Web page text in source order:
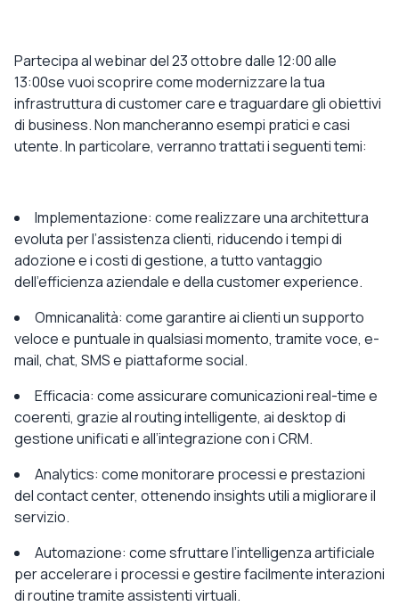
Partecipa al webinardel 23 ottobre dalle 12:00 alle
13:00se vuoi scoprire come modernizzare la tua
infrastruttura di customer care e traguardare gli obiettivi
di business. Non mancheranno esempi pratici e casi
utente. In particolare, verranno trattati i seguenti temi:
Implementazione: come realizzare una architettura
evoluta per l’assistenza clienti, riducendo i tempi di
adozione e i costi di gestione, a tutto vantaggio
dell’efficienza aziendale e della customerexperience.
Omnicanalità: come garantire ai clienti un supporto
veloce e puntuale in qualsiasi momento, tramite voce, e-
mail, chat, SMS e piattaforme social.
Efficacia: come assicurare comunicazioni real-time e
coerenti, grazie alroutingintelligente, ai desktop di
gestione unificati e all’integrazione con i CRM.
Analytics: come monitorare processi e prestazioni
del contact center, ottenendo insights utili a migliorare il
servizio.
Automazione: come sfruttare l’intelligenza artificiale
per accelerare i processi e gestire facilmente interazioni
di routine tramite assistenti virtuali.